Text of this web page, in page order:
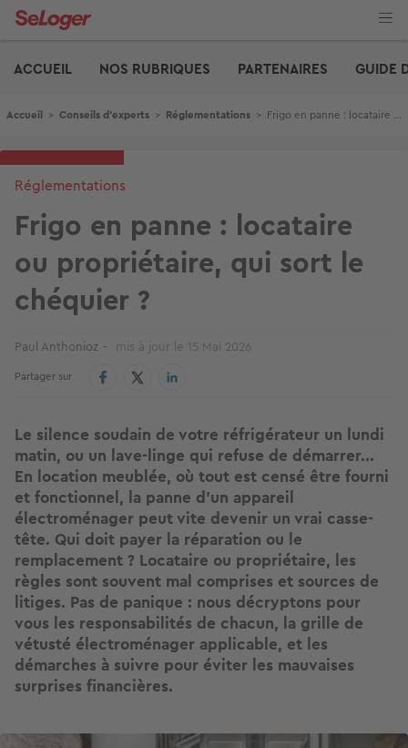
Aller
ACCUEIL
NOS RUBRIQUES PARTENAIRES GUIDE
Fil d'Ariane
Accueil > Conseils d'experts > Réglementations > Frigo en panne : locataire ou propriétaire, qui sort le chéquier ?
Réglementations
Frigo en panne : locataire
ou propriétaire, qui sort le
chéquier ?
Paul Anthonioz mis à jour le 15 Mai 2026
Partager sur
Le silence soudain de votre réfrigérateur un lundi
matin, ou un lave-linge qui refuse de démarrer...
En location meublée, où tout est censé être fourni
et fonctionnel, la panne d'un appareil
électroménager peut vite devenir un vrai casse-
tête. Qui doit payer la réparation ou le
remplacement ? Locataire ou propriétaire, les
règles sont souvent mal comprises et sources de
litiges. Pas de panique : nous décryptons pour
vous les responsabilités de chacun, la grille de
vétusté électroménager applicable, et les
démarches à suivre pour éviter les mauvaises
surprises financières.